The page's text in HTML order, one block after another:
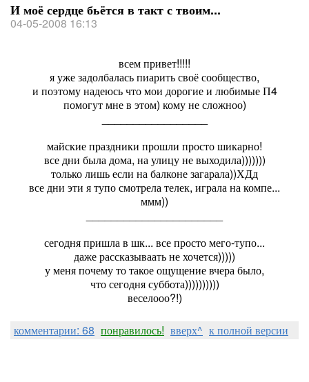
И моё сердце бьётся в такт с твоим...
04-05-2008 16:13
всем привет!!!!!
я уже задолбалась пиарить своё сообщество,
и поэтому надеюсь что мои дорогие и любимые П4
помогут мне в этом) кому не сложноо)
майские праздники прошли просто шикарно!
все дни была дома, на улицу не выходила)))))))
только лишь если на балконе загарала))ХДд
все дни эти я тупо смотрела телек, играла на компе...
ммм))
сегодня пришла в шк... все просто мего-тупо...
даже рассказываать не хочется)))))
у меня почему то такое ощущение вчера было,
что сегодня суббота))))))))))
веселооо?!)
комментарии: 68 понравилось! вверх^ к полной версии